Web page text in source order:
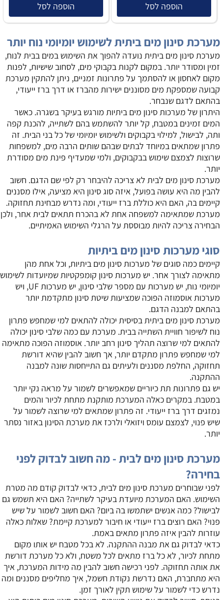
הוספה לסל הוספה לסל
מערכת סינון מים ביתית לשימוש יומיומי נוח יותר
מערכת סינון מים ביתית נועדה להפוך את השימוש במים בבית לנוח,
זמין ומסודר יותר. במקום לקנות בקבוקי מים, לסחוב שישיות, לפנות
מקום לאחסון או להסתמך על פתרונות זמניים, ניתן להתקין מערכת
קבועה שמספקת מים מסוננים ישירות מהברז או דרך ברז ייעודי,
בהתאם לדגם שנבחר.
היתרון של מערכות סינון מים ביתיות מורגש בעיקר בשגרה. כאשר
המים זמינים במטבח, קל יותר להשתמש בהם לשתייה, להכנת קפה
ותה, לבישול, למילוי בקבוקים ולשימוש יומיומי של כל בני הבית. זה
פתרון שמתאים במיוחד לבתים שבהם שותים הרבה מים, למשפחות
שרוצות לצמצם שימוש בבקבוקים, ולמי שמעדיף פינת מים מסודרת
יותר.
מערכת סינון מים לבית לא צריכה להיבחר רק לפי שם הדגם. חשוב
להבין מה היא עושה בפועל, איזה סוג סינון היא מציעה, אילו מסננים
קיימים בה, האם היא כוללת ברז ייעודי, ומה נדרש מבחינת תחזוקה.
מערכת שמתאימה למשפחה אחת לא בהכרח תתאים לבית אחר, ולכן
הבחירה צריכה להיות מבוססת על הרגלי השימוש האמיתיים.
סוגי מערכות סינון מים ביתיות
קיימים כמה סוגים של מערכות סינון מים ביתיות, וכל אחת מהן
מתאימה לצורך אחר. יש מערכות סינון קומפקטיות שמיועדות לשימוש
יומיומי נוח, יש מערכות עם מספר שלבי סינון, יש מערכות UF, ויש
מערכות אוסמוזה הפוכה שמציעות שיטת סינון מתקדמת יותר
בהתאם למבנה הדגם.
מערכת סינון מים ביתית בסיסית יכולה להתאים למי שמחפש פתרון
נוח לשיפור חוויית השתייה בבית. מערכת עם כמה שלבי סינון יכולה
להתאים למי שרוצה תהליך סינון רחב יותר. אוסמוזה הפוכה מתאימה
למי שמחפש פתרון מתקדם יותר, אך חשוב להבין שהיא דורשת
תחזוקה, החלפת מסננים ולעיתים גם התייחסות שונה למבנה
ההתקנה.
יש גם פתרונות תת כיוריים שמאפשרים לשמור על מראה נקי יותר
במטבח. במקרים כאלה המערכת מותקנת מתחת לכיור והמים
נמזגים דרך ברז ייעודי. זה פתרון שמתאים למי שרוצה לשמור על
שיש פנוי, לצמצם עומס ויזואלי ולרכז את מערכת הסינון באזור נסתר
יותר.
מערכת סינון מים לבית - מה חשוב לבדוק לפני
בחירה?
לפני שבוחרים מערכת סינון מים לבית, כדאי לבדוק קודם מה מטרת
השימוש. האם המערכת מיועדת בעיקר לשתייה? האם היא תשמש גם
לבישול? כמה אנשים ישתמשו בה ביום? האם חשוב לשמור על שיש
פנוי? האם רוצים ברז ייעודי או חיבור למערכת קיימת? שאלות כאלה
עוזרות להבין איזה פתרון מתאים באמת.
כדאי לבדוק גם את מבנה ההתקנה. לא בכל מטבח יש אותו מקום
מתחת לכיור, לא כל ברז מתאים לכל משטח, ולא כל מערכת דורשת
את אותה תחזוקה. לפני רכישה חשוב להבין מה מידות המערכת, איך
היא מתחברת, האם נדרשת נקודת חשמל, איך מחליפים מסננים ומה
נדרש כדי לשמור על שימוש תקין לאורך זמן.